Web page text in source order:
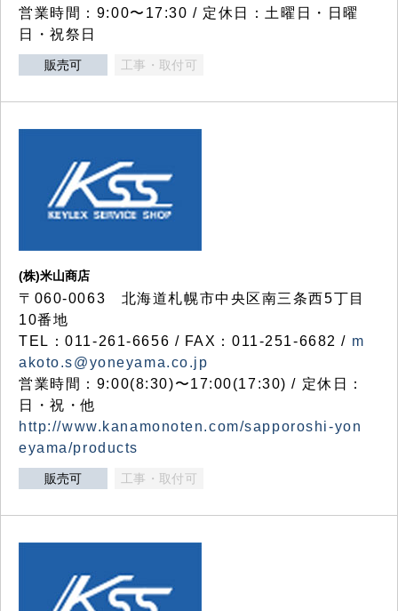
営業時間：9:00〜17:30 / 定休日：土曜日・日曜
日・祝祭日
販売可 工事・取付可
(株)米山商店
〒060-0063 北海道札幌市中央区南三条西5丁目
10番地
TEL：011-261-6656 / FAX：011-251-6682 / m
akoto.s@yoneyama.co.jp
営業時間：9:00(8:30)〜17:00(17:30) / 定休日：
日・祝・他
http://www.kanamonoten.com/sapporoshi-yon
eyama/products
販売可 工事・取付可